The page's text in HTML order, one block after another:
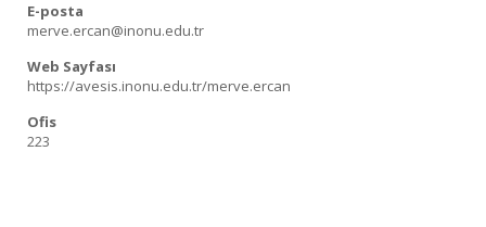
E-posta
merve.ercan@inonu.edu.tr
Web Sayfası
https://avesis.inonu.edu.tr/merve.ercan
Ofis
223